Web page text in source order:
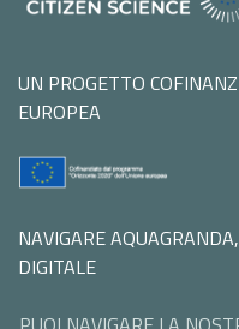
UN PROGETTO
EUROPEA
NAVIGARE
DIGITALE